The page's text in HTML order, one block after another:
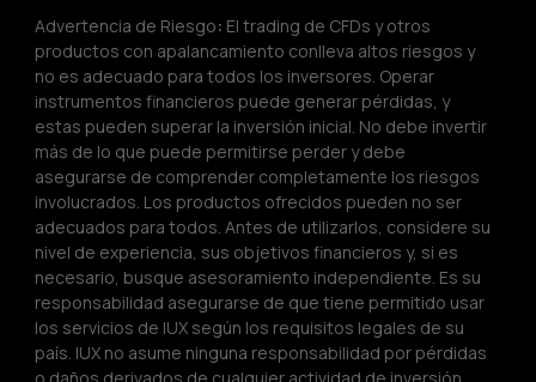
Advertencia de Riesgo: El trading de CFDs y otros
productos con apalancamiento conlleva altos riesgos y
no es adecuado para todos los inversores. Operar
instrumentos financieros puede generar pérdidas, y
estas pueden superar la inversión inicial. No debe invertir
más de lo que puede permitirse perder y debe
asegurarse de comprender completamente los riesgos
involucrados. Los productos ofrecidos pueden no ser
adecuados para todos. Antes de utilizarlos, considere su
nivel de experiencia, sus objetivos financieros y, si es
necesario, busque asesoramiento independiente. Es su
responsabilidad asegurarse de que tiene permitido usar
los servicios de IUX según los requisitos legales de su
país. IUX no asume ninguna responsabilidad por pérdidas